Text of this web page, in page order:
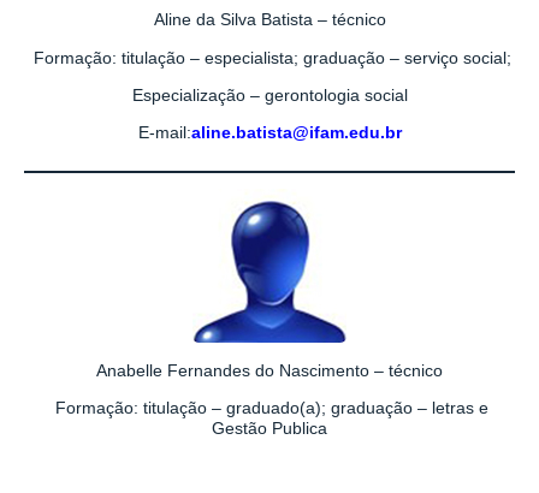
Aline da Silva Batista – técnico
Formação: titulação – especialista; graduação – serviço social;
Especialização – gerontologia social
E-mail:aline.batista@ifam.edu.br
Anabelle Fernandes do Nascimento – técnico
Formação: titulação – graduado(a); graduação – letras e
Gestão Publica